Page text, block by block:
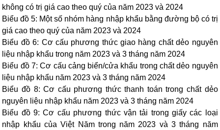
không có trị giá cao theo quý của năm 2023 và 2024
Biểu đồ 5: Một số nhóm hàng nhập khẩu bằng đường bộ có trị
giá cao theo quý của năm 2023 và 2024
Biểu đồ 6: Cơ cấu phương thức giao hàng chất dẻo nguyên
liệu nhập khẩu trong năm 2023 và 3 tháng năm 2024
Biểu đồ 7: Cơ cấu cảng biển/cửa khẩu trong chất dẻo nguyên
liệu nhập khẩu năm 2023 và 3 tháng năm 2024
Biểu đồ 8: Cơ cấu phương thức thanh toán trong chất dẻo
nguyên liệu nhập khẩu năm 2023 và 3 tháng năm 2024
Biểu đồ 9: Cơ cấu phương thức vận tải trong giấy các loại
nhập khẩu của Việt Năm trong năm 2023 và 3 tháng năm